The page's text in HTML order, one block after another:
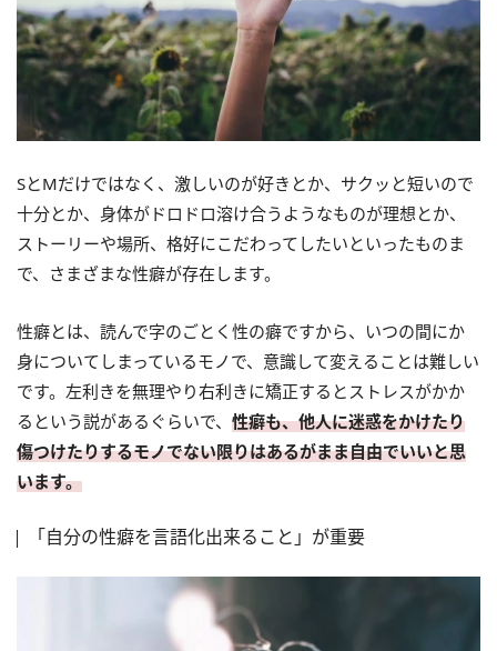
SとMだけではなく、激しいのが好きとか、サクッと短いので
十分とか、身体がドロドロ溶け合うようなものが理想とか、
ストーリーや場所、格好にこだわってしたいといったものま
で、さまざまな性癖が存在します。
性癖とは、読んで字のごとく性の癖ですから、いつの間にか
身についてしまっているモノで、意識して変えることは難しい
です。左利きを無理やり右利きに矯正するとストレスがかか
るという説があるぐらいで、 性癖も、他人に迷惑をかけたり
傷つけたりするモノでない限りはあるがまま自由でいいと思
います。
「自分の性癖を言語化出来ること」が重要